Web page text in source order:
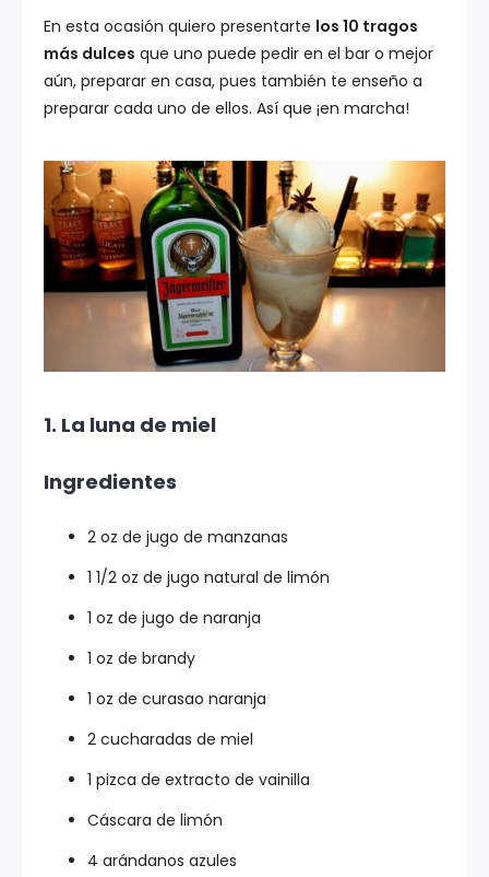
En esta ocasión quiero presentarte los 10 tragos
más dulces que uno puede pedir en el bar o mejor
aún, preparar en casa, pues también te enseño a
preparar cada uno de ellos. Así que ¡en marcha!
1. La luna de miel
Ingredientes
2 oz de jugo de manzanas
1 1/2 oz de jugo natural de limón
1 oz de jugo de naranja
1 oz de brandy
1 oz de curasao naranja
2 cucharadas de miel
1 pizca de extracto de vainilla
Cáscara de limón
4 arándanos azules